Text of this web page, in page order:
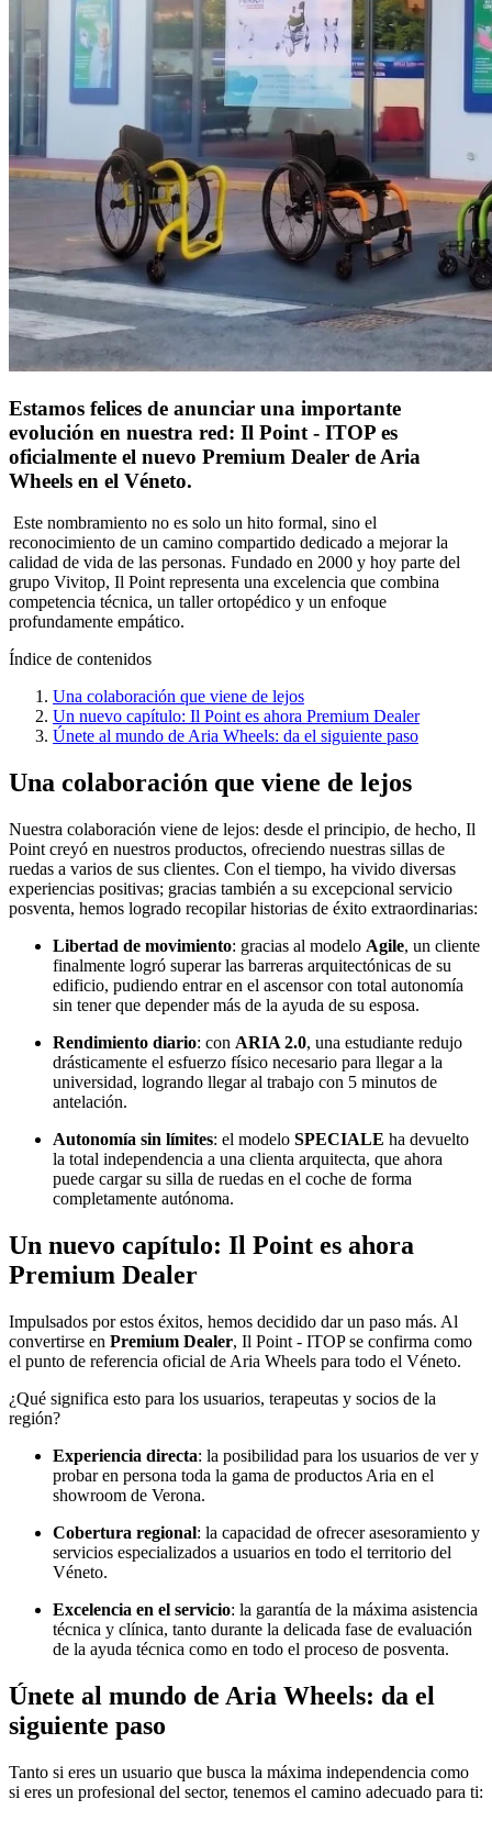
Estamos felices de anunciar una importante
evolución en nuestra red: Il Point - ITOP es
oficialmente el nuevo Premium Dealer de Aria
Wheels en el Véneto.
Este nombramiento no es solo un hito formal, sino el
reconocimiento de un camino compartido dedicado a mejorar la
calidad de vida de las personas. Fundado en 2000 y hoy parte del
grupo Vivitop, Il Point representa una excelencia que combina
competencia técnica, un taller ortopédico y un enfoque
profundamente empático.
Índice de contenidos
Una colaboración que viene de lejos
Un nuevo capítulo: Il Point es ahora Premium Dealer
Únete al mundo de Aria Wheels: da el siguiente paso
Una colaboración que viene de lejos
Nuestra colaboración viene de lejos: desde el principio, de hecho, Il
Point creyó en nuestros productos, ofreciendo nuestras sillas de
ruedas a varios de sus clientes. Con el tiempo, ha vivido diversas
experiencias positivas; gracias también a su excepcional servicio
posventa, hemos logrado recopilar historias de éxito extraordinarias:
Libertad de movimiento: gracias al modelo Agile, un cliente
finalmente logró superar las barreras arquitectónicas de su
edificio, pudiendo entrar en el ascensor con total autonomía
sin tener que depender más de la ayuda de su esposa.
Rendimiento diario: con ARIA 2.0, una estudiante redujo
drásticamente el esfuerzo físico necesario para llegar a la
universidad, logrando llegar al trabajo con 5 minutos de
antelación.
Autonomía sin límites: el modelo SPECIALE ha devuelto
la total independencia a una clienta arquitecta, que ahora
puede cargar su silla de ruedas en el coche de forma
completamente autónoma.
Un nuevo capítulo: Il Point es ahora
Premium Dealer
Impulsados por estos éxitos, hemos decidido dar un paso más. Al
convertirse en Premium Dealer, Il Point - ITOP se confirma como
el punto de referencia oficial de Aria Wheels para todo el Véneto.
¿Qué significa esto para los usuarios, terapeutas y socios de la
región?
Experiencia directa: la posibilidad para los usuarios de ver y
probar en persona toda la gama de productos Aria en el
showroom de Verona.
Cobertura regional: la capacidad de ofrecer asesoramiento y
servicios especializados a usuarios en todo el territorio del
Véneto.
Excelencia en el servicio: la garantía de la máxima asistencia
técnica y clínica, tanto durante la delicada fase de evaluación
de la ayuda técnica como en todo el proceso de posventa.
Únete al mundo de Aria Wheels: da el
siguiente paso
Tanto si eres un usuario que busca la máxima independencia como
si eres un profesional del sector, tenemos el camino adecuado para ti: